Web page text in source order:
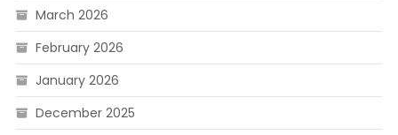
March 2026
February 2026
January 2026
December 2025